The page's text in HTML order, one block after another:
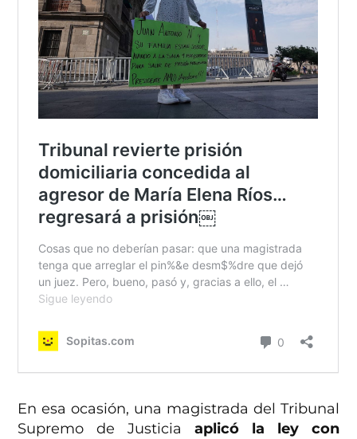
En esa ocasión, una magistrada del Tribunal
Supremo de Justicia aplicó la ley con